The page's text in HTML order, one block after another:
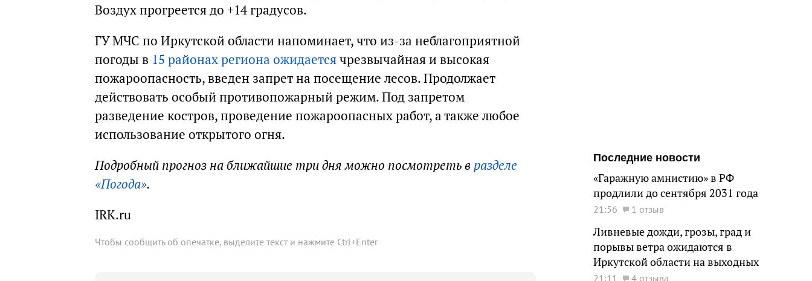
Воздух прогреется до +14 градусов.
ГУ МЧС по Иркутской области напоминает, что из-за неблагоприятной
погоды в 15 районах региона ожидаетсячрезвычайная и высокая
пожароопасность, введен запрет на посещение лесов. Продолжает
действовать особый противопожарный режим. Под запретом
разведение костров, проведение пожароопасных работ, а также любое
использование открытого огня.
Подробный прогноз на ближайшие три дня можно посмотреть в разделе
«Погода».
IRK.ru
Чтобы сообщить об опечатке, выделите текст и нажмите Ctrl+Enter
Последние новости
«Гаражную амнистию» в РФ
продлили до сентября 2031 года
21:56 1 отзыв
Ливневые дожди, грозы, град и
порывы ветра ожидаются в
Иркутской области на выходных
21:11 4 отзыва